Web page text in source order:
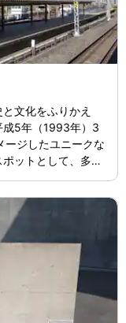
文化をふりかえ
成5年（1993年）3
ージしたユニークな
ットとして、多く
います。さらに、
加えて、講座や体